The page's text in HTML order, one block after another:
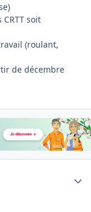
soit
(roulant,
de décembre